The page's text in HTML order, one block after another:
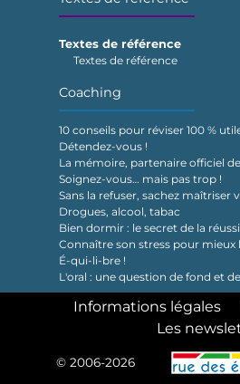
Textes de référence
Textes de référence
Coaching
10 conseils pour réviser 100 %
Détendez-vous !
La mémoire, partenaire officiel
Soignez-vous… mais pas trop !
Sans la refuser, sachez maîtriser
Drogues, alcool, tabac
Bien dormir : le secret de la
Connaître son stress pour mieux
É-qui-li-bre !
L'oral : une question de fond et
Informations légales
Les
© 2006-2026